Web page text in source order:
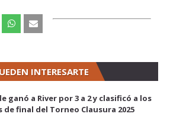
INTERESARTE
ganó a River por 3 a 2 y clasificó a los
de final del Torneo Clausura 2025